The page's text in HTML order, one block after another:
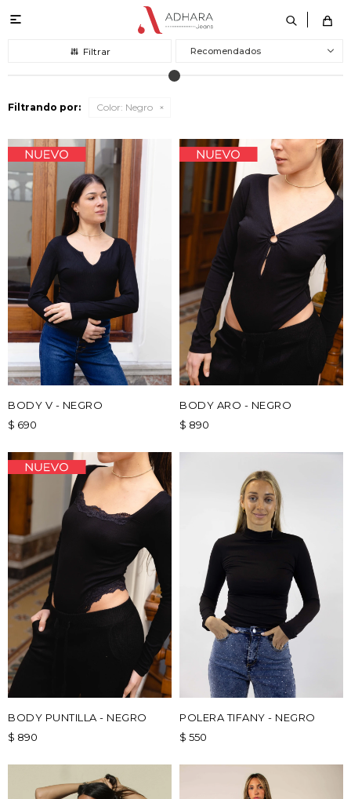

Recomendados
Filtrando por: Color: Negro
BODY V - NEGRO
$ 690
BODY ARO - NEGRO
$ 890
BODY PUNTILLA - NEGRO
$ 890
POLERA TIFANY - NEGRO
$ 550